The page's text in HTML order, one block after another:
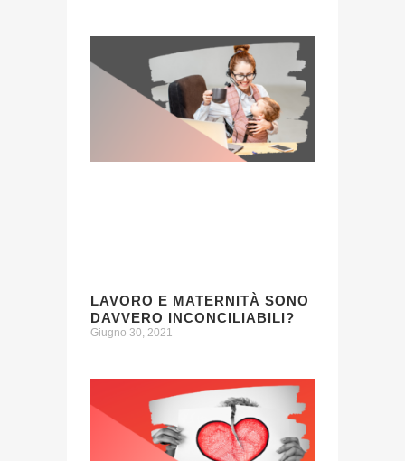
LAVORO E MATERNITÀ SONO
DAVVERO INCONCILIABILI?
Giugno 30, 2021